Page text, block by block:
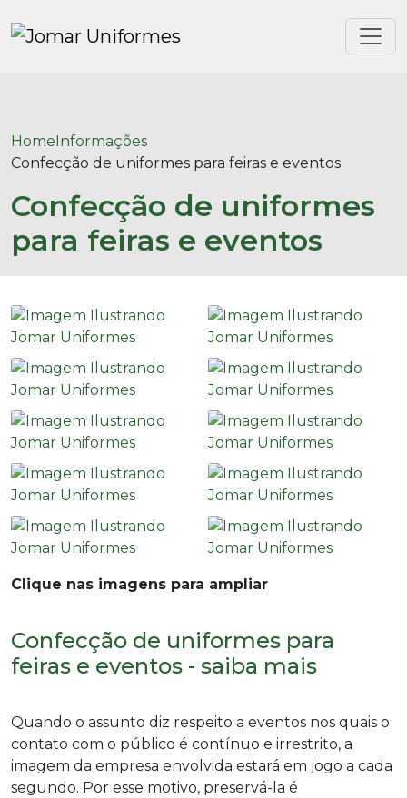
HomeInformações
Confecção de uniformes para feiras e eventos
Confecção de uniformes
para feiras e eventos
Clique nas imagens para ampliar
Confecção de uniformes para
feiras e eventos - saiba mais
Quando o assunto diz respeito a eventos nos quais o
contato com o público é contínuo e irrestrito, a
imagem da empresa envolvida estará em jogo a cada
segundo. Por esse motivo, preservá-la é